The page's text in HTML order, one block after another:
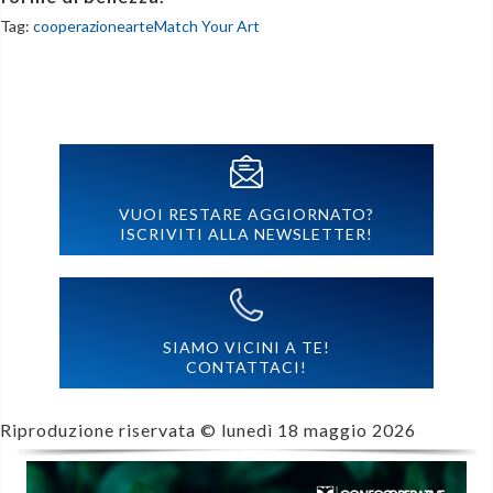
Tag: cooperazionearteMatch Your Art
VUOI RESTARE AGGIORNATO?
ISCRIVITI ALLA NEWSLETTER!
SIAMO VICINI A TE!
CONTATTACI!
Riproduzione riservata © lunedì 18 maggio 2026